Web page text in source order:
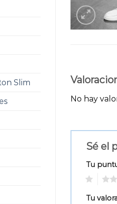
Slim
No hay
Sé el
Tu
Tu